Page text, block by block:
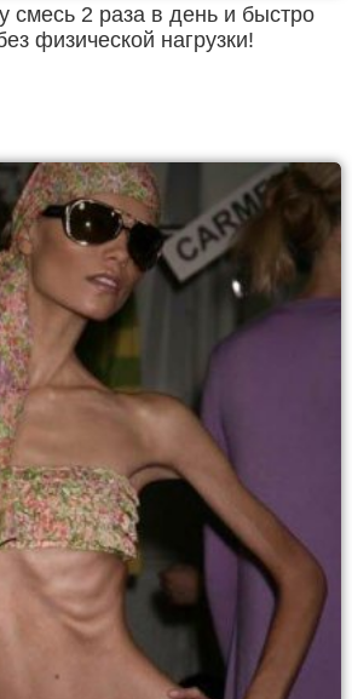
смесь 2 раза в день и быстро
физической нагрузки!